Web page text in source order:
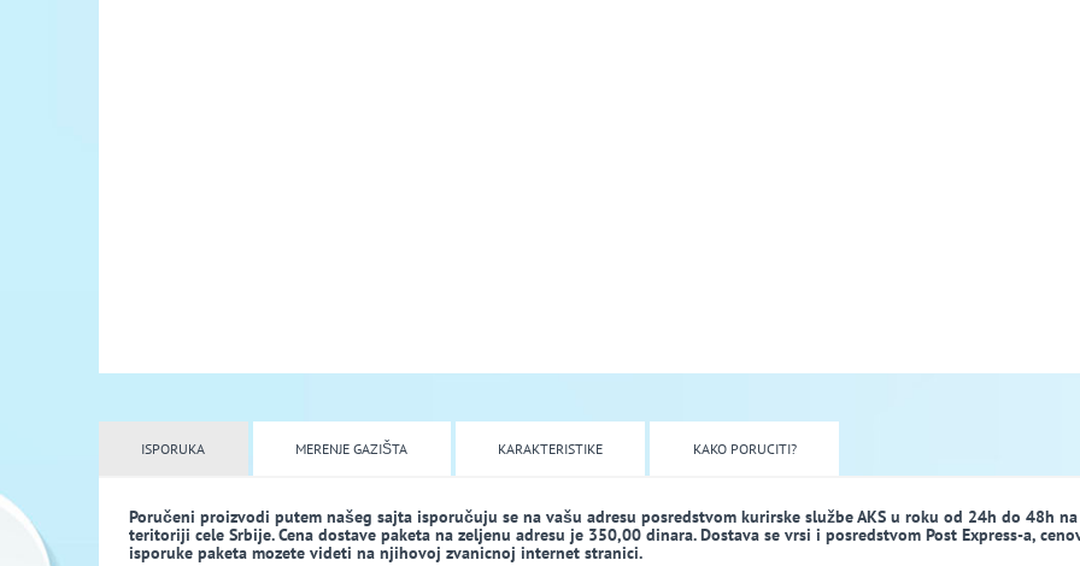
ISPORUKA MERENJE GAZIŠTA KARAKTERISTIKE KAKO PORUCITI?
Poručeni proizvodi putem našeg sajta isporučuju se na vašu adresu posredstvom kurirske službe AKS u roku od 24h do 48h na
teritoriji cele Srbije. Cena dostave paketa na zeljenu adresu je 350,00 dinara. Dostava se vrsi i posredstvom Post Express-a,
isporuke paketa mozete videti na njihovoj zvanicnoj internet stranici.